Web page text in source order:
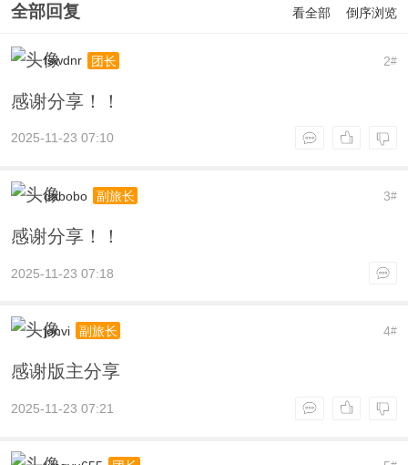
全部回复 看全部 倒序浏览
2#
fswdnr 团长
感谢分享！！
2025-11-23 07:10
3#
dabobo 副旅长
感谢分享！！
2025-11-23 07:18
4#
jonvi 副旅长
感谢版主分享
2025-11-23 07:21